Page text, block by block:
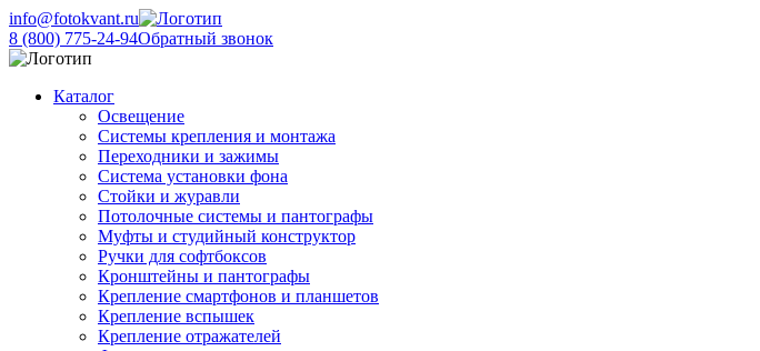
info@fotokvant.ru
8 (800) 775-24-94Обратный звонок
Каталог
Освещение
Системы крепления и монтажа
Переходники и зажимы
Система установки фона
Стойки и журавли
Потолочные системы и пантографы
Муфты и студийный конструктор
Ручки для софтбоксов
Кронштейны и пантографы
Крепление смартфонов и планшетов
Крепление вспышек
Крепление отражателей